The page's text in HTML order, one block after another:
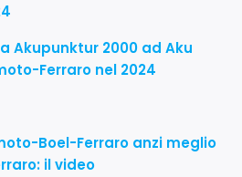
Akupunktur 2000 ad Aku
Ferraro nel 2024
Boel-Ferraro anzi meglio
il video